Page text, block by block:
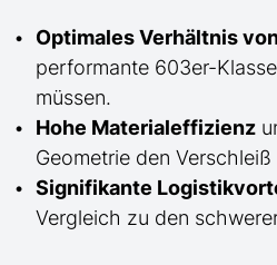
Optimales Verhältnis
performante 603er-
müssen.
Hohe Materialeffizienz
Geometrie den
Signifikante
Vergleich zu den